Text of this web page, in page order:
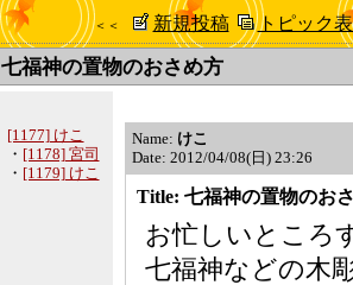
＜＜ 新規投稿 トピック
七福神の置物のおさめ方
[1177] けこ
・ [1178] 宮司
・ [1179] けこ
Name: けこ
Date: 2012/04/08(日) 23:26
Title: 七福神の置物のお
お忙しいところ
七福神などの木